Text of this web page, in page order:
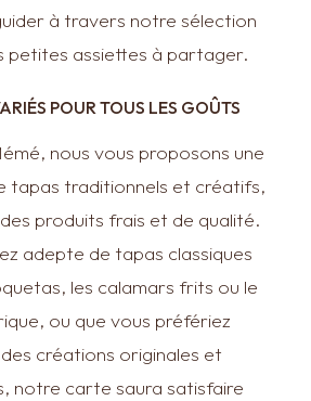
à travers notre sélection
petites assiettes à partager.
POUR TOUS LES GOÛTS
nous vous proposons une
tapas traditionnels et créatifs,
produits frais et de qualité.
adepte de tapas classiques
les calamars frits ou le
ou que vous préfériez
créations originales et
notre carte saura satisfaire